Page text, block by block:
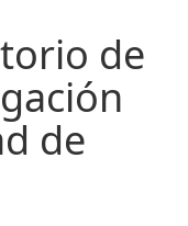
de
de